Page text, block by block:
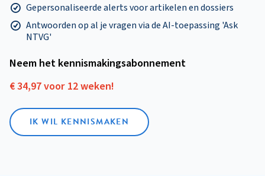
Gepersonaliseerde alerts voor artikelen en dossiers
Antwoorden op al je vragen via de AI-toepassing 'Ask
NTVG'
Neem het kennismakings­abonnement
€ 34,97 voor 12 weken!
IK WIL KENNISMAKEN